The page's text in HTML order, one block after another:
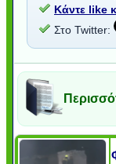
Κάντε like
Στο Twitter: